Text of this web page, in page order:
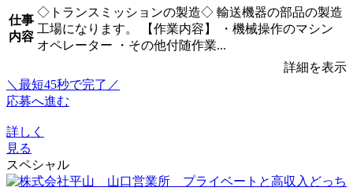
仕事
内容
◇トランスミッションの製造◇ 輸送機器の部品の製造
工場になります。 【作業内容】 ・機械操作のマシン
オペレーター ・その他付随作業...
詳細を表示
＼最短45秒で完了／
応募へ進む
詳しく
見る
スペシャル